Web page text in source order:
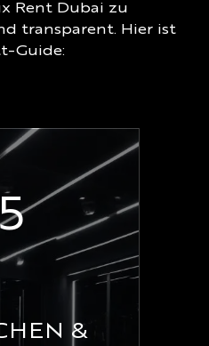
Rent Dubai zu
transparent. Hier ist
Guide:
&